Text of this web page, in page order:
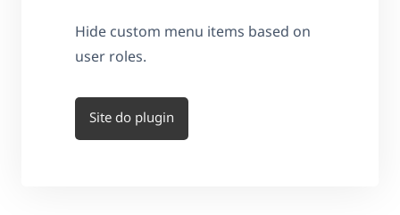
Hide custom menu items based on
user roles.
Site do plugin